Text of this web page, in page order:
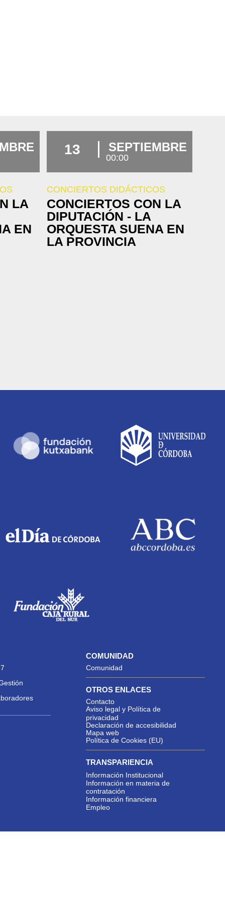
LA
EN
13 SEPTIEMBRE
00:00
CONCIERTOS DIDÁCTICOS
CONCIERTOS CON LA
DIPUTACIÓN - LA
ORQUESTA SUENA EN
LA PROVINCIA
COMUNIDAD
Comunidad
OTROS ENLACES
Contacto
Aviso legal y Política de
privacidad
Declaración de accesibilidad
Mapa web
Política de Cookies (EU)
TRANSPARIENCIA
Información Institucional
Información en materia de
contratación
Información financiera
Empleo